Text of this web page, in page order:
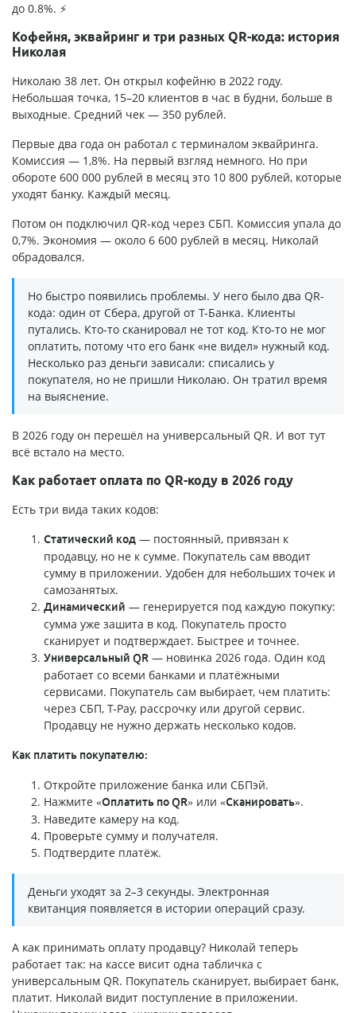
до 0.8%. ⚡
Кофейня, эквайринг и три разных QR-кода: история
Николая
Николаю 38 лет. Он открыл кофейню в 2022 году.
Небольшая точка, 15–20 клиентов в час в будни, больше в
выходные. Средний чек — 350 рублей.
Первые два года он работал с терминалом эквайринга.
Комиссия — 1,8%. На первый взгляд немного. Но при
обороте 600 000 рублей в месяц это 10 800 рублей, которые
уходят банку. Каждый месяц.
Потом он подключил QR-код через СБП. Комиссия упала до
0,7%. Экономия — около 6 600 рублей в месяц. Николай
обрадовался.
Но быстро появились проблемы. У него было два QR-
кода: один от Сбера, другой от Т-Банка. Клиенты
путались. Кто-то сканировал не тот код. Кто-то не мог
оплатить, потому что его банк «не видел» нужный код.
Несколько раз деньги зависали: списались у
покупателя, но не пришли Николаю. Он тратил время
на выяснение.
В 2026 году он перешёл на универсальный QR. И вот тут
всё встало на место.
Как работает оплата по QR-коду в 2026 году
Есть три вида таких кодов:
Статический код — постоянный, привязан к
продавцу, но не к сумме. Покупатель сам вводит
сумму в приложении. Удобен для небольших точек и
самозанятых.
Динамический — генерируется под каждую покупку:
сумма уже зашита в код. Покупатель просто
сканирует и подтверждает. Быстрее и точнее.
Универсальный QR — новинка 2026 года. Один код
работает со всеми банками и платёжными
сервисами. Покупатель сам выбирает, чем платить:
через СБП, T-Pay, рассрочку или другой сервис.
Продавцу не нужно держать несколько кодов.
Как платить покупателю:
Откройте приложение банка или СБПэй.
Нажмите «Оплатить по QR» или «Сканировать».
Наведите камеру на код.
Проверьте сумму и получателя.
Подтвердите платёж.
Деньги уходят за 2–3 секунды. Электронная
квитанция появляется в истории операций сразу.
А как принимать оплату продавцу? Николай теперь
работает так: на кассе висит одна табличка с
универсальным QR. Покупатель сканирует, выбирает банк,
платит. Николай видит поступление в приложении.